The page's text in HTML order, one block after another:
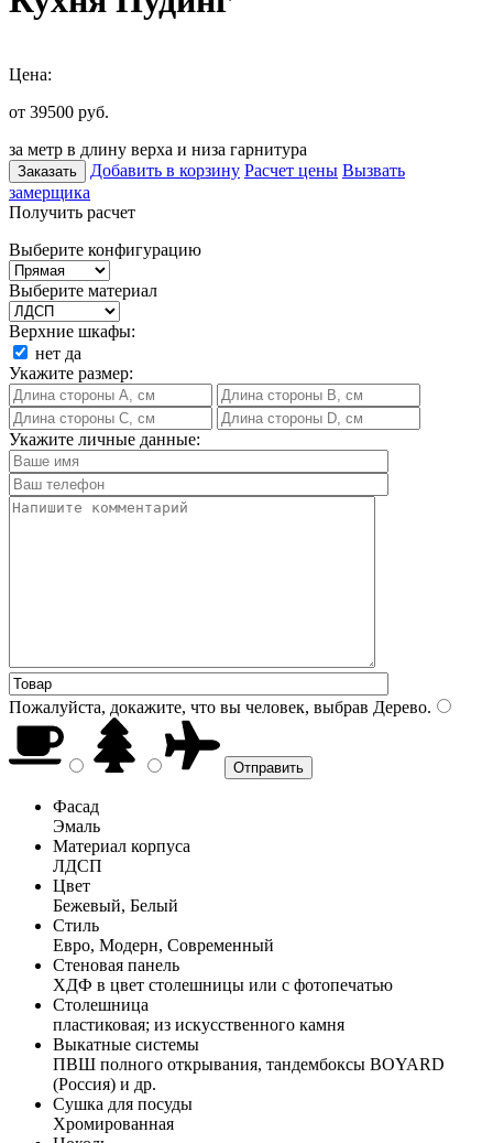
Цена:
от 39500 руб.
за метр в длину верха и низа гарнитура
Заказать Добавить в корзину Расчет цены Вызвать
замерщика
Получить расчет
Выберите конфигурацию
Выберите материал
Верхние шкафы:
нет да
Укажите размер:
Укажите личные данные:
Пожалуйста, докажите, что вы человек, выбрав Дерево.
Фасад
Эмаль
Материал корпуса
ЛДСП
Цвет
Бежевый, Белый
Стиль
Евро, Модерн, Современный
Стеновая панель
ХДФ в цвет столешницы или с фотопечатью
Столешница
пластиковая; из искусственного камня
Выкатные системы
ПВШ полного открывания, тандембоксы BOYARD
(Россия) и др.
Сушка для посуды
Хромированная